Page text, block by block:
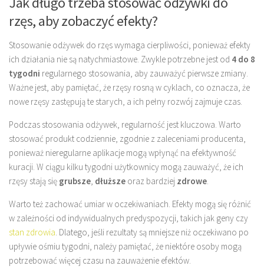
rzęs, aby zobaczyć efekty?
Stosowanie odżywek do rzęs wymaga cierpliwości, ponieważ efekty
ich działania nie są natychmiastowe. Zwykle potrzebne jest od 4 do 8
tygodni regularnego stosowania, aby zauważyć pierwsze zmiany.
Ważne jest, aby pamiętać, że rzęsy rosną w cyklach, co oznacza, że
nowe rzęsy zastępują te starych, a ich pełny rozwój zajmuje czas.
Podczas stosowania odżywek, regularność jest kluczowa. Warto
stosować produkt codziennie, zgodnie z zaleceniami producenta,
ponieważ nieregularne aplikacje mogą wpłynąć na efektywność
kuracji. W ciągu kilku tygodni użytkownicy mogą zauważyć, że ich
rzęsy stają się grubsze, dłuższe oraz bardziej zdrowe.
Warto też zachować umiar w oczekiwaniach. Efekty mogą się różnić
w zależności od indywidualnych predyspozycji, takich jak geny czy
stan zdrowia. Dlatego, jeśli rezultaty są mniejsze niż oczekiwano po
upływie ośmiu tygodni, należy pamiętać, że niektóre osoby mogą
potrzebować więcej czasu na zauważenie efektów.